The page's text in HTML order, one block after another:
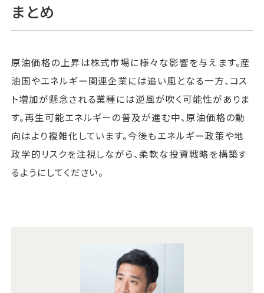
まとめ
原油価格の上昇は株式市場に様々な影響を与えます。産
油国やエネルギー関連企業には追い風となる一方、コス
ト増加が懸念される業種には逆風が吹く可能性がありま
す。再生可能エネルギーの普及が進む中、原油価格の動
向はより複雑化しています。今後もエネルギー政策や地
政学的リスクを注視しながら、柔軟な投資戦略を構築す
るようにしてください。